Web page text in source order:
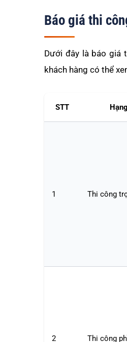
Báo giá thi
Dưới đây là báo giá
khách hàng có thể
STT
1 Thi công
2 Thi công